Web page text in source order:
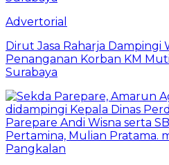
Advertorial
Dirut Jasa Raharja Dampingi
Penanganan Korban KM
Surabaya